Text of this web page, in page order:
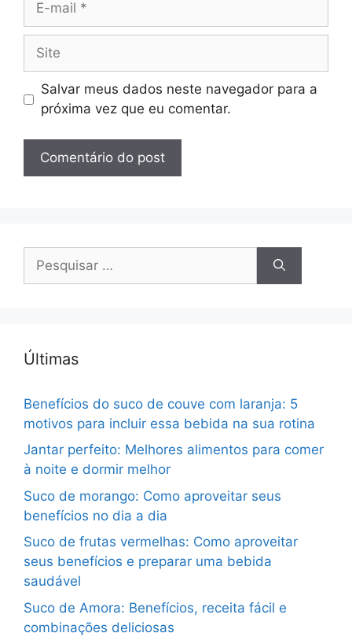
Site
Salvar meus dados neste navegador para a
próxima vez que eu comentar.
por:
Últimas
Benefícios do suco de couve com laranja: 5
motivos para incluir essa bebida na sua rotina
Jantar perfeito: Melhores alimentos para comer
à noite e dormir melhor
Suco de morango: Como aproveitar seus
benefícios no dia a dia
Suco de frutas vermelhas: Como aproveitar
seus benefícios e preparar uma bebida
saudável
Suco de Amora: Benefícios, receita fácil e
combinações deliciosas